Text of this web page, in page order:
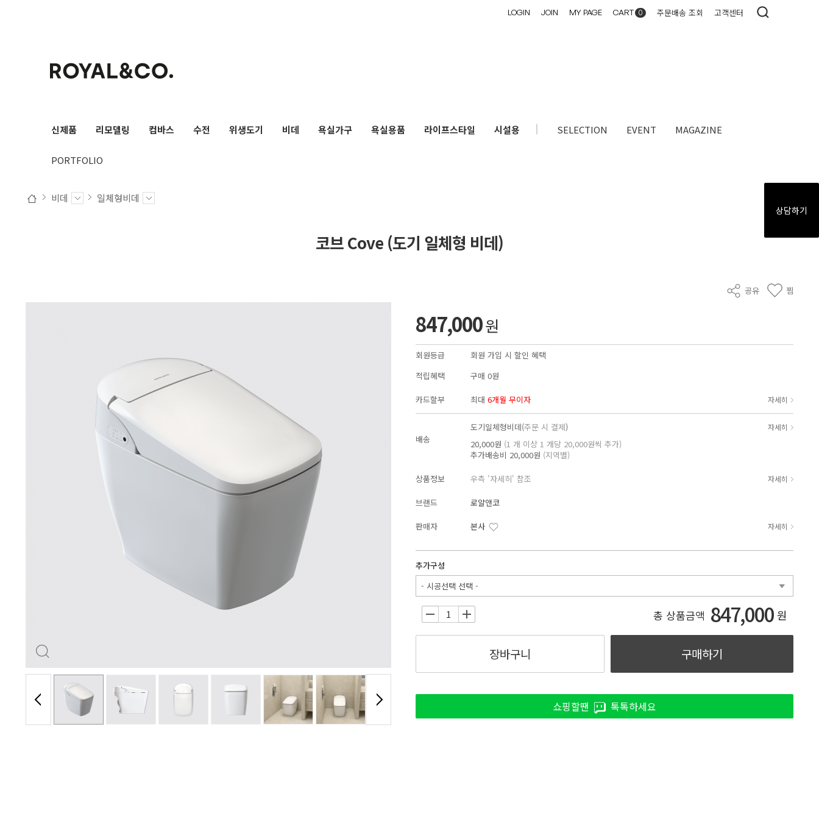
LOGIN JOIN MY PAGE CART 0 주문배송 조회 고객센터
신제품 리모델링 컴바스 수전 위생도기 비데 욕실가구 욕실용품 라이프스타일 시설용 SELECTION EVENT MAGAZINE​
PORTFOLIO
상담하기
비데 일체형비데
코브 Cove (도기 일체형 비데)
공유 찜
847,000원
회원등급
회원 가입 시 할인 혜택
적립혜택
구매 0원
카드할부 최대 6개월 무이자 자세히
배송
도기일체형비데(주문 시 결제) 자세히
20,000원 (1 개 이상 1 개당 20,000원씩 추가)
추가배송비 20,000원 (지역별)
상품정보 우측 '자세히' 참조 자세히
브랜드 로얄앤코
판매자 본사 자세히
추가구성
- 시공선택 선택 -
+ 총 상품금액 847,000원
장바구니 구매하기
쇼핑할땐 톡톡하세요